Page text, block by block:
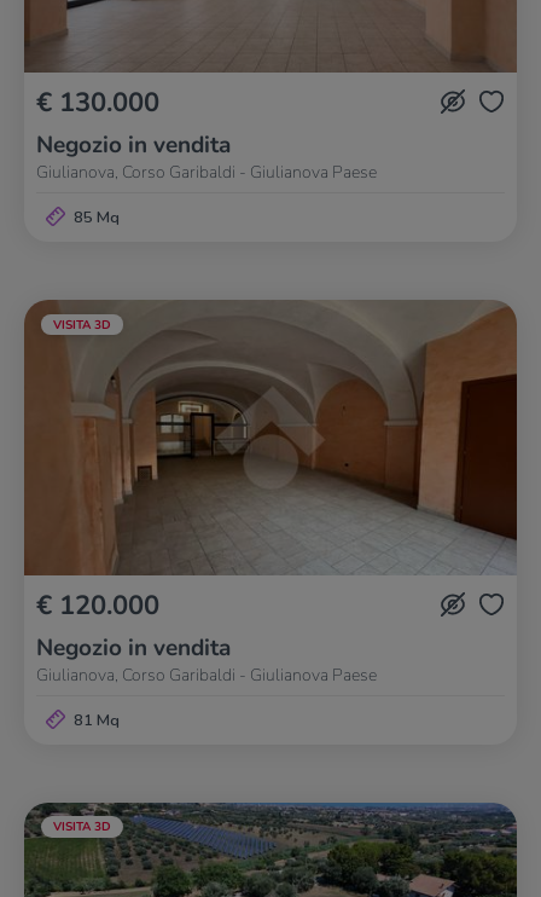
€ 130.000
Negozio in vendita
Giulianova, Corso Garibaldi - Giulianova Paese
85 Mq
VISITA 3D
€ 120.000
Negozio in vendita
Giulianova, Corso Garibaldi - Giulianova Paese
81 Mq
VISITA 3D